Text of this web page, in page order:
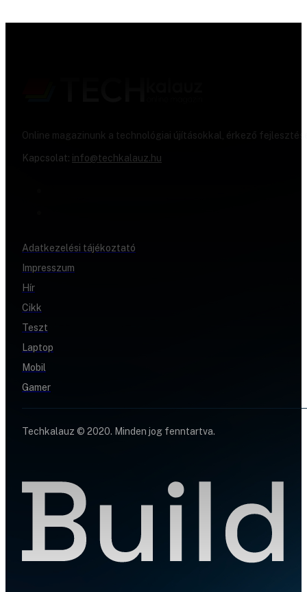
Online magazinunk a technológiai újításokkal, érkező
Kapcsolat: info@techkalauz.hu
Adatkezelési tájékoztató
Impresszum
Hír
Cikk
Teszt
Laptop
Mobil
Gamer
Techkalauz © 2020. Minden jog fenntartva.